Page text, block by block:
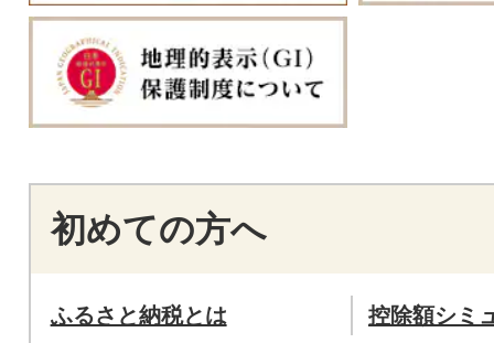
初めての方へ
ふるさと納税とは 控除額シミ